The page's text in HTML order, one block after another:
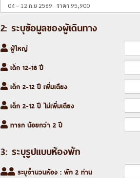
2: ระบุข้อมูลของผู้เดินทาง
ผู้ใหญ่
เด็ก 12-18 ปี
เด็ก 2-12 ปี เพิ่มเตียง
เด็ก 2-12 ปี ไม่เพิ่มเตียง
ทารก น้อยกว่า 2 ปี
3: ระบุรูปแบบห้องพัก
ระบุจำนวนห้อง : พัก 2 ท่าน